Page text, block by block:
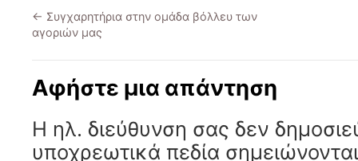
← Συγχαρητήρια στην ομάδα βόλλευ των
αγοριών μας
Αφήστε μια απάντηση
Η ηλ. διεύθυνση σας δεν
υποχρεωτικά πεδία